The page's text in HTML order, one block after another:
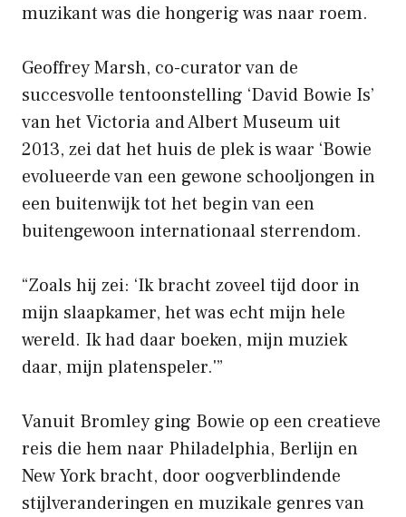
muzikant was die hongerig was naar roem.
Geoffrey Marsh, co-curator van de
succesvolle tentoonstelling ‘David Bowie Is’
van het Victoria and Albert Museum uit
2013, zei dat het huis de plek is waar ‘Bowie
evolueerde van een gewone schooljongen in
een buitenwijk tot het begin van een
buitengewoon internationaal sterrendom.
“Zoals hij zei: ‘Ik bracht zoveel tijd door in
mijn slaapkamer, het was echt mijn hele
wereld. Ik had daar boeken, mijn muziek
daar, mijn platenspeler.'”
Vanuit Bromley ging Bowie op een creatieve
reis die hem naar Philadelphia, Berlijn en
New York bracht, door oogverblindende
stijlveranderingen en muzikale genres van